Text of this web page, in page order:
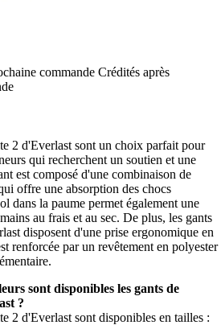
commande Crédités après
2 d'Everlast sont un choix parfait pour
qui recherchent un soutien et une
est composé d'une combinaison de
offre une absorption des chocs
dans la paume permet également une
au frais et au sec. De plus, les gants
disposent d'une prise ergonomique en
renforcée par un revêtement en polyester
sont disponibles les gants de
?
2 d'Everlast sont disponibles en tailles :